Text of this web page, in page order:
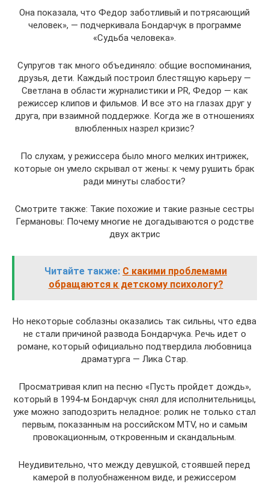
Она показала, что Федор заботливый и потрясающий
человек», — подчеркивала Бондарчук в программе
«Судьба человека».
Супругов так много объединяло: общие воспоминания,
друзья, дети. Каждый построил блестящую карьеру —
Светлана в области журналистики и PR, Федор — как
режиссер клипов и фильмов. И все это на глазах друг у
друга, при взаимной поддержке. Когда же в отношениях
влюбленных назрел кризис?
По слухам, у режиссера было много мелких интрижек,
которые он умело скрывал от жены: к чему рушить брак
ради минуты слабости?
Смотрите также: Такие похожие и такие разные сестры
Германовы: Почему многие не догадываются о родстве
двух актрис
Читайте также: С какими проблемами
обращаются к детскому психологу?
Но некоторые соблазны оказались так сильны, что едва
не стали причиной развода Бондарчука. Речь идет о
романе, который официально подтвердила любовница
драматурга — Лика Стар.
Просматривая клип на песню «Пусть пройдет дождь»,
который в 1994-м Бондарчук снял для исполнительницы,
уже можно заподозрить неладное: ролик не только стал
первым, показанным на российском MTV, но и самым
провокационным, откровенным и скандальным.
Неудивительно, что между девушкой, стоявшей перед
камерой в полуобнаженном виде, и режиссером